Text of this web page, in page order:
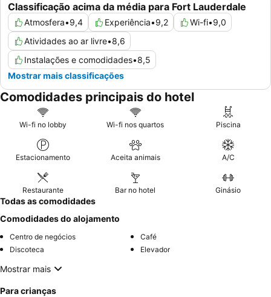
Classificação acima da média para Fort Lauderdale
Atmosfera•9,4 Experiência•9,2 Wi-fi•9,0
Atividades ao ar livre•8,6
Instalações e comodidades•8,5
Mostrar mais classificações
Comodidades principais do hotel
Wi-fi no lobby Wi-fi nos quartos Piscina
Estacionamento Aceita animais A/C
Restaurante Bar no hotel Ginásio
Todas as comodidades
Comodidades do alojamento
Centro de negócios
Café
Discoteca
Elevador
Mostrar mais
Para crianças